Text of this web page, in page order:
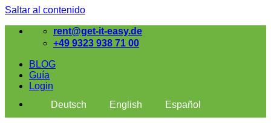
Saltar al contenido
rent@get-it-easy.de
+49 9323 938 71 00
BLOG
Guía
Login
Deutsch
English Español